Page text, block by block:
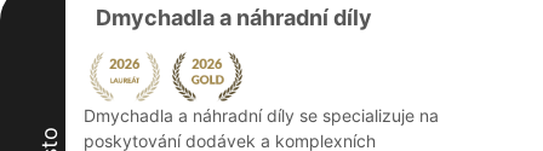
Dmychadla a náhradní díly
Dmychadla a náhradní díly se specializuje na
poskytování dodávek a komplexních